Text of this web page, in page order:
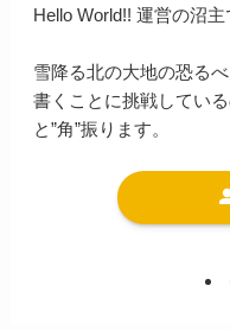
Hello World!! 運営の沼主
雪降る北の大地の恐る
書くことに挑戦してい
と”角”振ります。